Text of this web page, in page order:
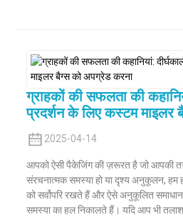
ग्राहकों की सफलता की
प्रदर्शन के लिए कस्टम माइलर
2025-04-14
आपको ऐसी पैकेजिंग की ज़रूरत है जो आपकी
संरचनात्मक समस्या हो या दृश्य अनुकूलन, हम
को सर्वोपरि रखते हैं और ऐसे अनुकूलित
समस्या का हल निकालते हैं। यदि आप भी तलाश